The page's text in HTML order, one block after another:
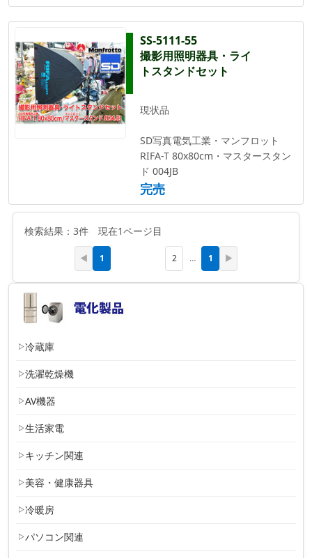
冷蔵庫
洗濯乾燥機
AV機器
生活家電
キッチン関連
美容・健康器具
冷暖房
パソコン関連
SS-5111-55
撮影用照明器具・ライ
トスタンドセット
現状品
SD写真電気工業・マンフロット
RIFA-T 80x80cm・マスタースタン
ド 004JB
完売
検索結果：3件 現在1ページ目
◀ 1 2 … 1 ▶